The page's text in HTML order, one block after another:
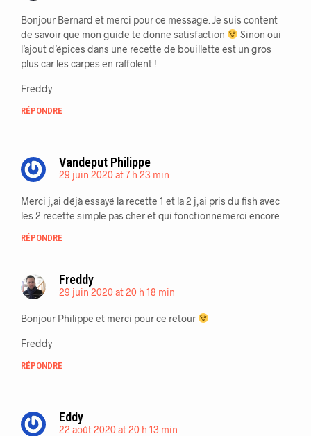
Bonjour Bernard et merci pour ce message. Je suis content
de savoir que mon guide te donne satisfaction
Sinon oui
l’ajout d’épices dans une recette de bouillette est un gros
plus car les carpes en raffolent !
Freddy
RÉPONDRE
Vandeput Philippe
29 juin 2020 at 7 h 23 min
Merci j,ai déjà essayé la recette 1 et la 2 j,ai pris du fish avec
les 2 recette simple pas cher et qui fonctionnemerci encore
RÉPONDRE
Freddy
29 juin 2020 at 20 h 18 min
Bonjour Philippe et merci pour ce retour
Freddy
RÉPONDRE
Eddy
22 août 2020 at 20 h 13 min